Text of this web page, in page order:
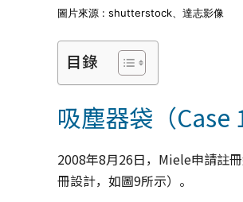
問
│
國
專
圖片來源 : shutterstock、達志影像
目錄
吸塵器袋（Case
2008年8月26日，Miele申請註
冊設計，如圖9所示）。